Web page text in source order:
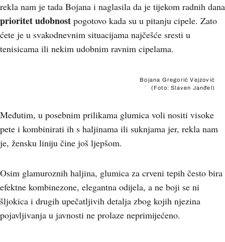
rekla nam je tada Bojana i naglasila da je tijekom radnih dana
prioritet udobnost pogotovo kada su u pitanju cipele. Zato
ćete je u svakodnevnim situacijama najčešće sresti u
tenisicama ili nekim udobnim ravnim cipelama.
Bojana Gregorić Vejzović
(Foto: Slaven Janđel)
Međutim, u posebnim prilikama glumica voli nositi visoke
pete i kombinirati ih s haljinama ili suknjama jer, rekla nam
je, žensku liniju čine još ljepšom.
Osim glamuroznih haljina, glumica za crveni tepih često bira
efektne kombinezone, elegantna odijela, a ne boji se ni
šljokica i drugih upečatljivih detalja zbog kojih njezina
pojavljivanja u javnosti ne prolaze neprimijećeno.